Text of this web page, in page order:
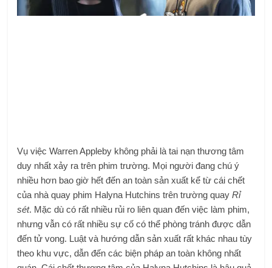
Vụ việc Warren Appleby không phải là tai nạn thương tâm
duy nhất xảy ra trên phim trường. Mọi người đang chú ý
nhiều hơn bao giờ hết đến an toàn sản xuất kể từ cái chết
của nhà quay phim Halyna Hutchins trên trường quayRỉ
sét. Mặc dù có rất nhiều rủi ro liên quan đến việc làm phim,
nhưng vẫn có rất nhiều sự cố có thể phòng tránh được dẫn
đến tử vong. Luật và hướng dẫn sản xuất rất khác nhau tùy
theo khu vực, dẫn đến các biện pháp an toàn không nhất